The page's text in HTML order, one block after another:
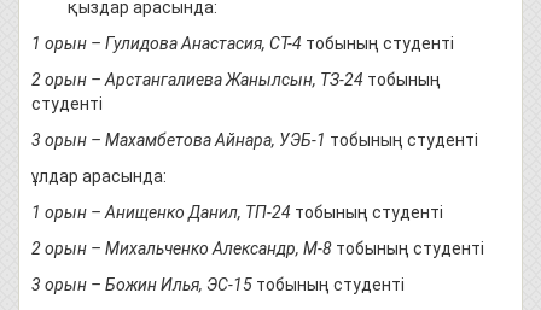
қыздар арасында:
1 орын – Гулидова Анастасия, СТ-4 тобының студенті
2 орын – Арстангалиева Жанылсын, ТЗ-24 тобының
студенті
3 орын – Махамбетова Айнара, УЭБ-1 тобының студенті
ұлдар арасында:
1 орын – Анищенко Данил, ТП-24 тобының студенті
2орын – Михальченко Александр, М-8 тобының студенті
3 орын – Божин Илья, ЭС-15 тобының студенті